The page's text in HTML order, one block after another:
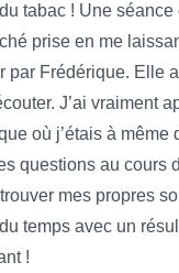
tabac ! Une séance
prise en me
par Frédérique. Elle
J’ai vraiment
où j’étais à même
questions au cours
mes propres
temps avec un
!